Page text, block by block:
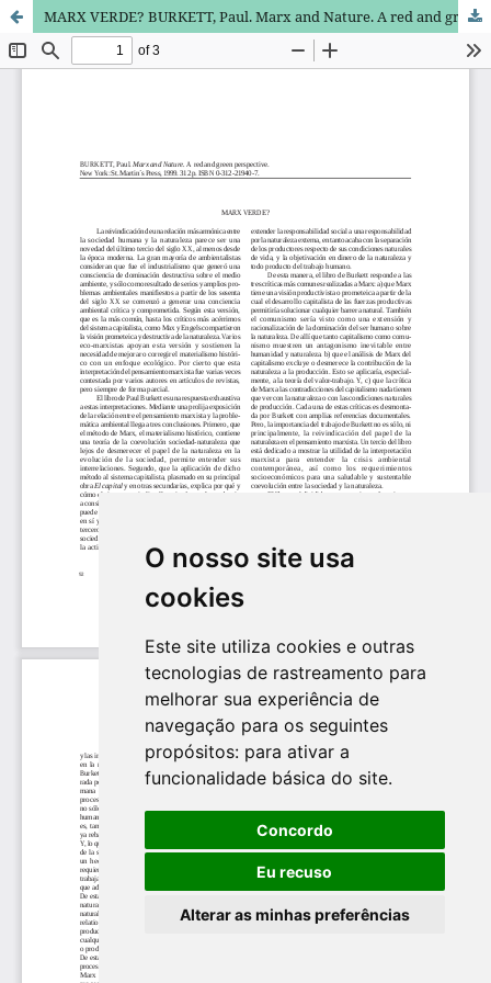
O nosso site usa
cookies
Este site utiliza cookies e outras
tecnologias de rastreamento para
melhorar sua experiência de
navegação para os seguintes
propósitos: para ativar a
funcionalidade básica do site.
Concordo
Eu recuso
Alterar as minhas preferências
MARX VERDE? BURKETT, Paul. Marx and Nature. A red and green perspective.